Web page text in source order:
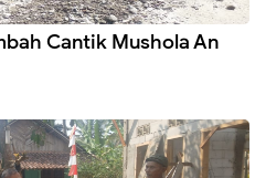
Cantik Mushola An